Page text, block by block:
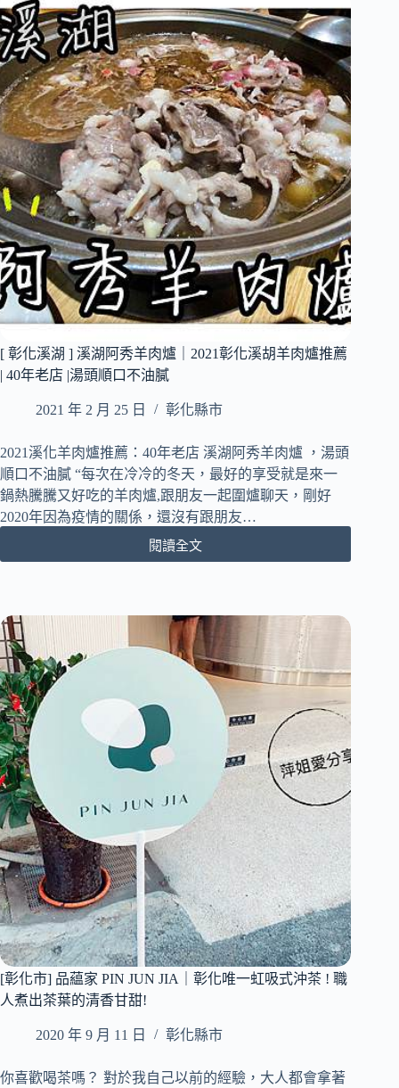
菜
單
灣
鹿
港
の
子
創
作
拉
麵
專
賣
｜
鹿
港
囝
仔
｜
點
絲
剝
皮
辣
椒
起
司
德
撻
｜
滿
家
鹿
港
懷
舊
餐
廳
｜
內
附
菜
[ 彰化溪湖 ] 溪湖阿秀羊肉爐｜2021彰化溪胡羊肉爐推薦
| 40年老店 |湯頭順口不油膩
2021 年 2 月 25 日 彰化縣市
2021溪化羊肉爐推薦：40年老店 溪湖阿秀羊肉爐 ，湯頭
順口不油膩 “每次在冷冷的冬天，最好的享受就是來一
鍋熱騰騰又好吃的羊肉爐,跟朋友一起圍爐聊天，剛好
2020年因為疫情的關係，還沒有跟朋友…
閱讀全文
[
湖
]
溪
｜
2021
彰
化
胡
羊
肉
爐
推
薦
年
店
[彰化市] 品藴家 PIN JUN JIA｜彰化唯一虹吸式沖茶 ! 職
人煮出茶葉的清香甘甜!
2020 年 9 月 11 日 彰化縣市
你喜歡喝茶嗎？ 對於我自己以前的經驗，大人都會拿著